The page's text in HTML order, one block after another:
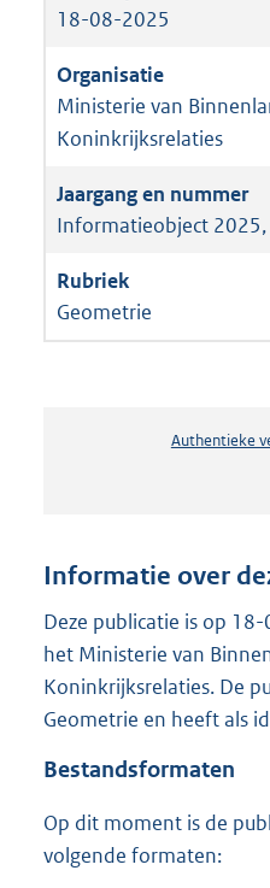
18-08-2025
Ministerie van
Koninkrijksrelaties
Informatieobject
Geometrie
Authentieke
Informatie over
Deze publicatie is op
het Ministerie van
Koninkrijksrelaties. De
Geometrie en heeft als
Bestandsformaten
Op dit moment is de
volgende formaten: